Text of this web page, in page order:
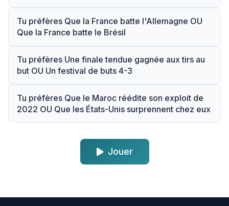
Tu préfères Que la France batte l'Allemagne OU
Que la France batte le Brésil
Tu préfères Une finale tendue gagnée aux tirs au
but OU Un festival de buts 4-3
Tu préfères Que le Maroc réédite son exploit de
2022 OU Que les États-Unis surprennent chez eux
Jouer